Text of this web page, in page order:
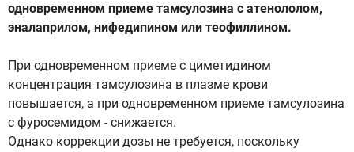
одновременном приеме тамсулозина с атенололом,
эналаприлом, нифедипином или теофиллином.
При одновременном приеме с циметидином
концентрация тамсулозина в плазме крови
повышается, а при одновременном приеме тамсулозина
с фуросемидом - снижается.
Однако коррекции дозы не требуется, поскольку